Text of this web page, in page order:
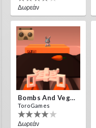
Δωρεάν
Bombs And Veggies
ToroGames
Δωρεάν